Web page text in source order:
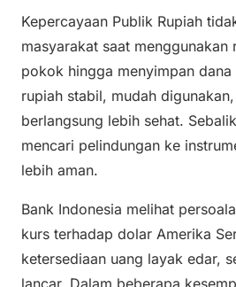
Kepercayaan Publik Rupiah
masyarakat saat
pokok hingga menyimpan
rupiah stabil, mudah
berlangsung lebih sehat.
mencari pelindungan ke
lebih aman.
Bank Indonesia melihat
kurs terhadap dolar Amerika
ketersediaan uang layak edar,
lancar. Dalam beberapa